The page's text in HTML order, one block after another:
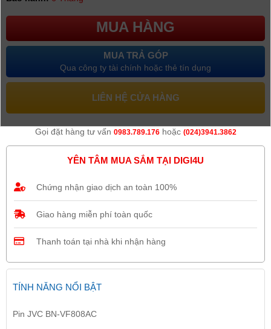
MUA HÀNG
MUA TRẢ GÓP
Qua công ty tài chính hoặc thẻ tín dụng
LIÊN HỆ CỬA HÀNG
Gọi đặt hàng tư vấn 0983.789.176hoặc (024)3941.3862
YÊN TÂM MUA SẮM TẠI DIGI4U
Chứng nhận giao dịch an toàn 100%
Giao hàng miễn phí toàn quốc
Thanh toán tại nhà khi nhận hàng
TÍNH NĂNG NỔI BẬT
Pin JVC BN-VF808AC